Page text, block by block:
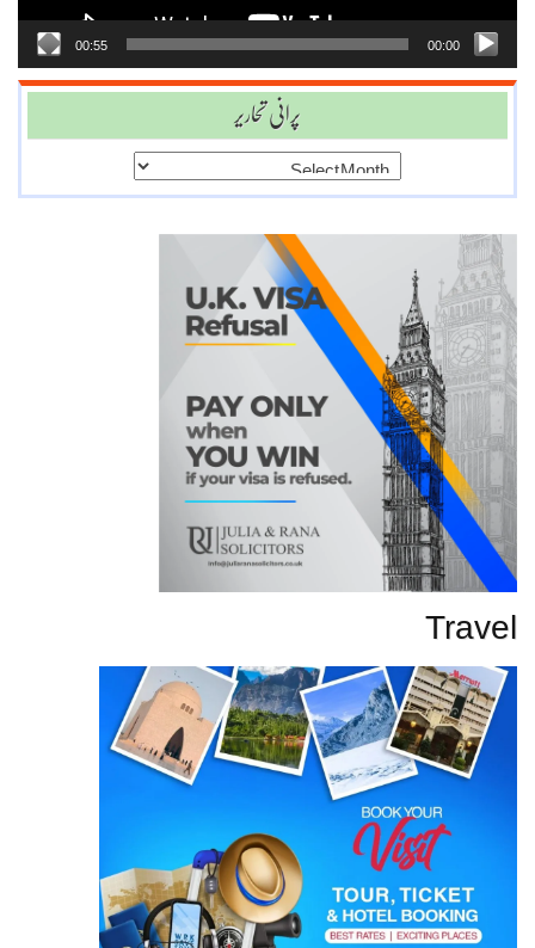
00:00
00:55
پرانی تحاریر
Travel